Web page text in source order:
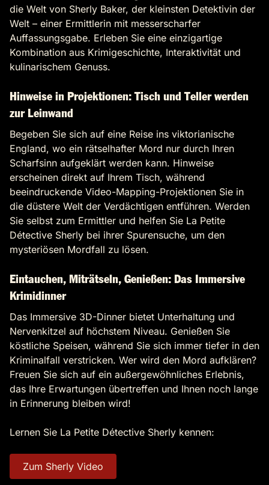
die Welt von Sherly Baker, der kleinsten Detektivin der
Welt – einer Ermittlerin mit messerscharfer
Auffassungsgabe. Erleben Sie eine einzigartige
Kombination aus Krimigeschichte, Interaktivität und
kulinarischem Genuss.
Hinweise in Projektionen: Tisch und Teller werden
zur Leinwand
Begeben Sie sich auf eine Reise ins viktorianische
England, wo ein rätselhafter Mord nur durch Ihren
Scharfsinn aufgeklärt werden kann. Hinweise
erscheinen direkt auf Ihrem Tisch, während
beeindruckende Video-Mapping-Projektionen Sie in
die düstere Welt der Verdächtigen entführen. Werden
Sie selbst zum Ermittler und helfen Sie La Petite
Détective Sherly bei ihrer Spurensuche, um den
mysteriösen Mordfall zu lösen.
Eintauchen, Miträtseln, Genießen: Das Immersive
Krimidinner
Das Immersive 3D-Dinner bietet Unterhaltung und
Nervenkitzel auf höchstem Niveau. Genießen Sie
köstliche Speisen, während Sie sich immer tiefer in den
Kriminalfall verstricken. Wer wird den Mord aufklären?
Freuen Sie sich auf ein außergewöhnliches Erlebnis,
das Ihre Erwartungen übertreffen und Ihnen noch lange
in Erinnerung bleiben wird!
Lernen Sie La Petite Détective Sherly kennen:
Zum Sherly Video